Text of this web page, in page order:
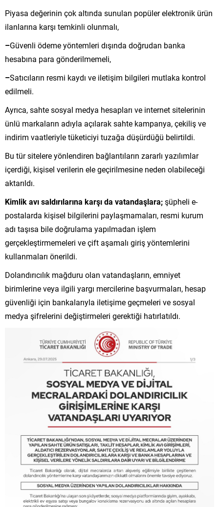
Piyasa değerinin çok altında sunulan popüler elektronik ürün
ilanlarına karşı temkinli olunmalı,
–Güvenli ödeme yöntemleri dışında doğrudan banka
hesabına para gönderilmemeli,
–Satıcıların resmi kaydı ve iletişim bilgileri mutlaka kontrol
edilmeli.
Ayrıca, sahte sosyal medya hesapları ve internet sitelerinin
ünlü markaların adıyla açılarak sahte kampanya,çekiliş ve
indirim vaatleriyle tüketiciyi tuzağa düşürdüğü belirtildi.
Bu tür sitelere yönlendiren bağlantıların zararlı yazılımlar
içerdiği, kişisel verilerin ele geçirilmesine neden olabileceği
aktarıldı.
Kimlik avı saldırılarına karşı da vatandaşlara;şüpheli e-
postalarda kişisel bilgilerini paylaşmamaları, resmi kurum
adı taşısa bile doğrulama yapılmadan işlem
gerçekleştirmemeleri veçift aşamalı giriş yöntemlerini
kullanmaları önerildi.
Dolandırıcılık mağduru olan vatandaşların, emniyet
birimlerine veya ilgili yargı mercilerine başvurmaları, hesap
güvenliği için bankalarıyla iletişime geçmeleri ve sosyal
medya şifrelerini değiştirmeleri gerektiği hatırlatıldı.